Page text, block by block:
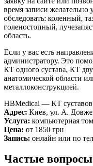
время записи желательно
обследовать: коленный,
голеностопный,
область.
Если у вас есть
администратору. Это
КТ одного сустава, КТ
анатомической области
металлоконструкцией.
HBMedical — КТ
Адрес: Киев, ул. А.
Услуга: компьютерная
Цена: от 1850 грн
Запись: онлайн или по
Частые